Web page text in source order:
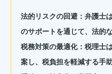
法的リスクの回避： 弁護士
のサポートを通じて、法的
税務対策の最適化： 税理士
案し、税負担を軽減する手